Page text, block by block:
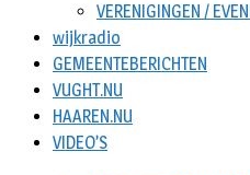
VERENIGINGEN /
wijkradio
GEMEENTEBERICHTEN
VUGHT.NU
HAAREN.NU
VIDEO’S